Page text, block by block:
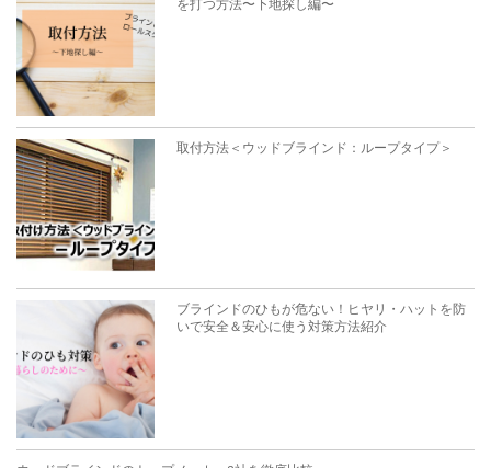
を打つ方法〜下地探し編〜
取付方法＜ウッドブラインド：ループタイプ＞
ブラインドのひもが危ない！ヒヤリ・ハットを防
いで安全＆安心に使う対策方法紹介